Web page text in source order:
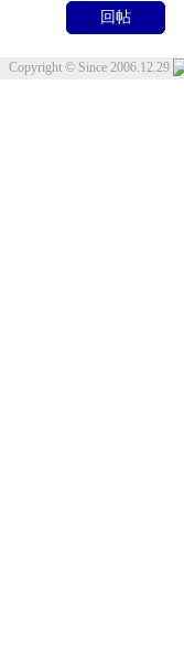
Copyright © Since 2006.12.29